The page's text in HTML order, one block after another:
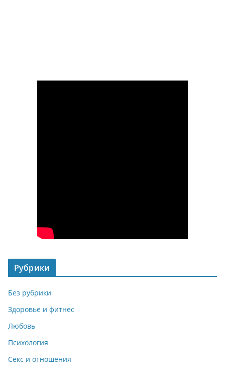
Рубрики
Без рубрики
Здоровье и фитнес
Любовь
Психология
Секс и отношения